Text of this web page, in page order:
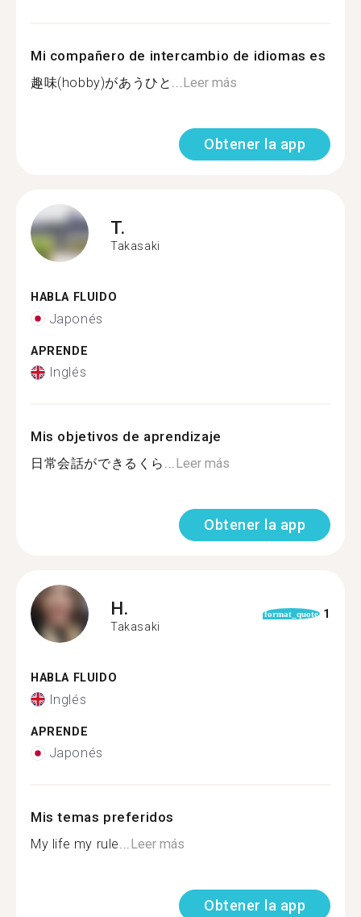
Mi compañero de intercambio de idiomas es
趣味(hobby)があうひと...Leer más
Obtener la app
T.
Takasaki
HABLA FLUIDO
Japonés
APRENDE
Inglés
Mis objetivos de aprendizaje
日常会話ができるくら...Leer más
Obtener la app
H.
Takasaki
format_quote 1
HABLA FLUIDO
Inglés
APRENDE
Japonés
Mis temas preferidos
My life my rule...Leer más
Obtener la app